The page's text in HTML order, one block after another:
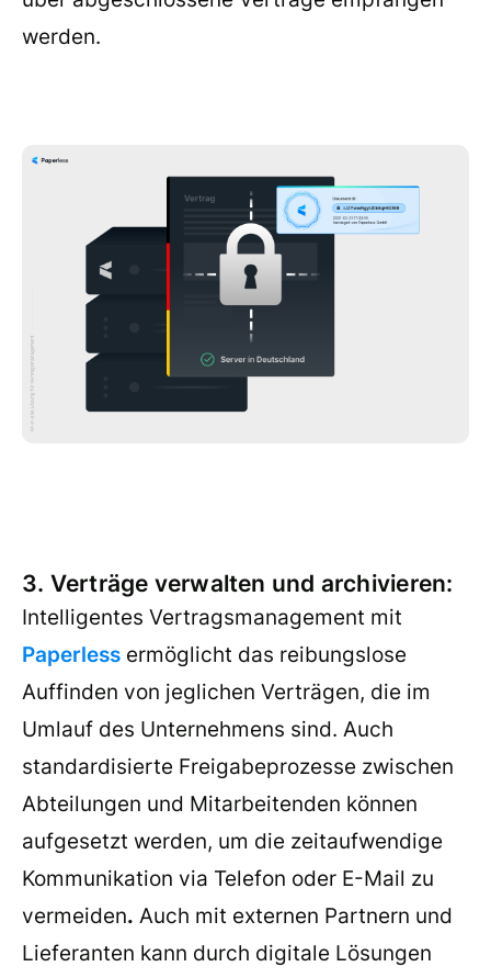
werden.
3. Verträge verwalten und archivieren:
Intelligentes Vertragsmanagement mit
Paperless ermöglicht das reibungslose
Auffinden von jeglichen Verträgen, die im
Umlauf des Unternehmens sind. Auch
standardisierte Freigabeprozesse zwischen
Abteilungen und Mitarbeitenden können
aufgesetzt werden, um die zeitaufwendige
Kommunikation via Telefon oder E-Mail zu
vermeiden. Auch mit externen Partnern und
Lieferanten kann durch digitale Lösungen